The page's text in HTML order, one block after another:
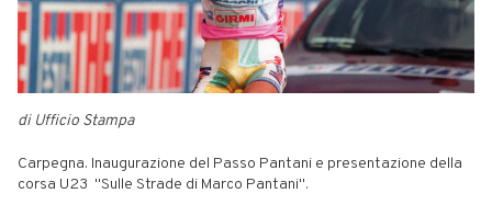
di Ufficio Stampa
Carpegna. Inaugurazione del Passo Pantani e presentazione della
corsa U23 "Sulle Strade di Marco Pantani".